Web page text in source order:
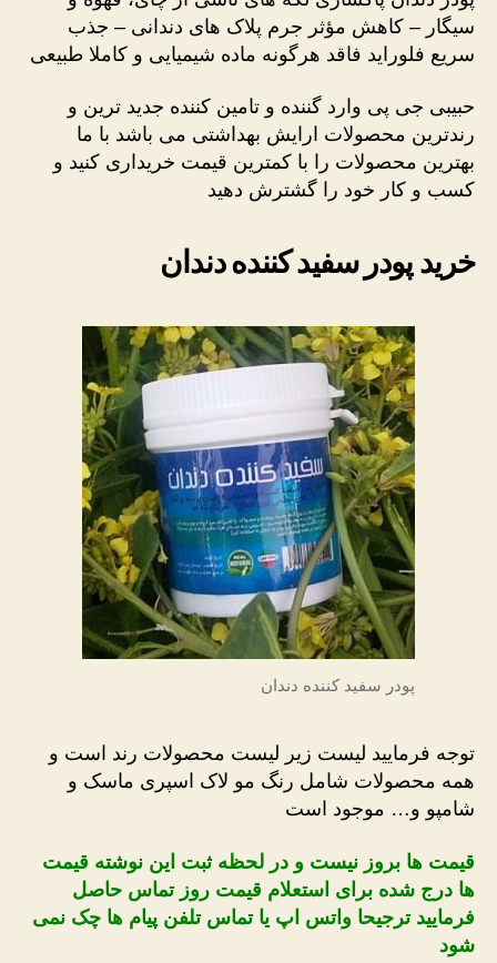
سیگار – کاهش مؤثر جرم پلاک های دندانی – جذب
سریع فلوراید فاقد هرگونه ماده شیمیایی و کاملا طبیعی
حبیبی جی پی وارد گننده و تامین کننده جدید ترین و
رندترین محصولات ارایش بهداشتی می باشد با ما
بهترین محصولات را با کمترین قیمت خریداری کنید و
کسب و کار خود را گشترش دهید
خرید پودر سفید کننده دندان
پودر سفید کننده دندان
توجه فرمایید لیست زیر لیست محصولات رند است و
همه محصولات شامل رنگ مو لاک اسپری ماسک و
شامپو و… موجود است
قیمت ها بروز نیست و در لحظه ثبت این نوشته قیمت
ها درج شده برای استعلام قیمت روز تماس حاصل
فرمایید ترجیحا واتس اپ یا تماس تلفن پیام ها چک نمی
شود